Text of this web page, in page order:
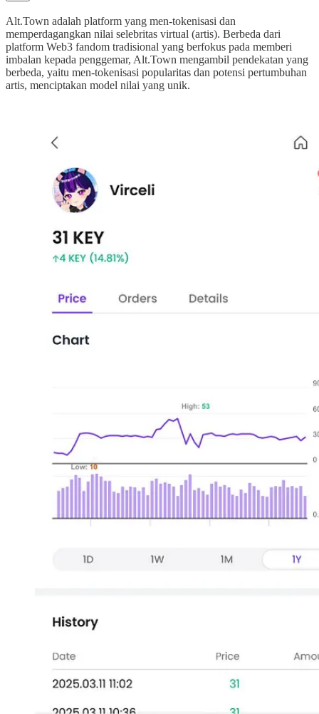
Alt.Town adalah platform yang men-tokenisasi dan
memperdagangkan nilai selebritas virtual (artis). Berbeda dari
platform Web3 fandom tradisional yang berfokus pada memberi
imbalan kepada penggemar, Alt.Town mengambil pendekatan yang
berbeda, yaitu men-tokenisasi popularitas dan potensi pertumbuhan
artis, menciptakan model nilai yang unik.